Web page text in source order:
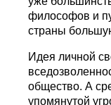
философов и
страны
Идея личной
общество. А
упомянутой